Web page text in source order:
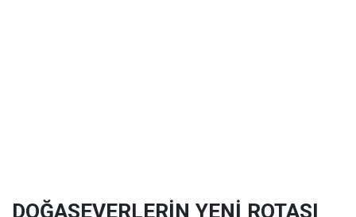
DOĞASEVERLERİN YENİ ROTASI